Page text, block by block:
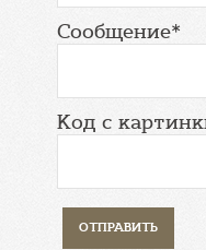
Сообщение*
Код с